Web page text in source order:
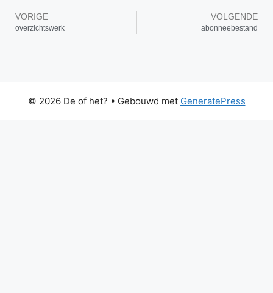
VORIGE
overzichtswerk
VOLGENDE
abonneebestand
© 2026 De of het? • Gebouwd met GeneratePress